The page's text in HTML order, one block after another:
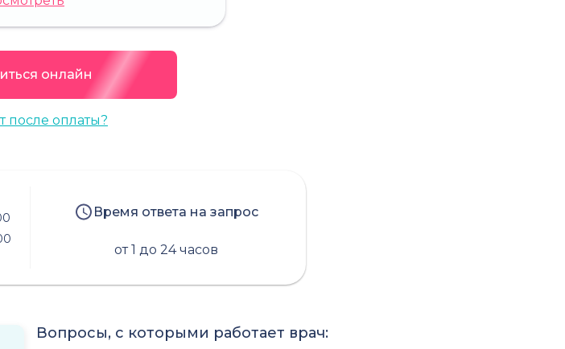
онлайн
после оплаты?
Время ответа на запрос
от 1 до 24 часов
Вопросы, с которыми работает врач: